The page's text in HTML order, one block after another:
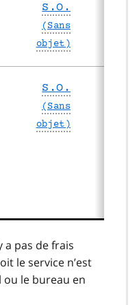
S.O.
S.O.
a pas de frais
le service n’est
le bureau en